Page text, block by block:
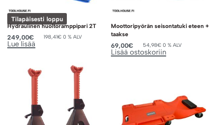
Tilapäisesti loppu
Hydraulinen huoltoramppipari 2T
249,00€ 198,41€ 0 % ALV
Lue lisää
Moottoripyörän seisontatuki eteen +
taakse
69,00€ 54,98€ 0 % ALV
Lisää ostoskoriin